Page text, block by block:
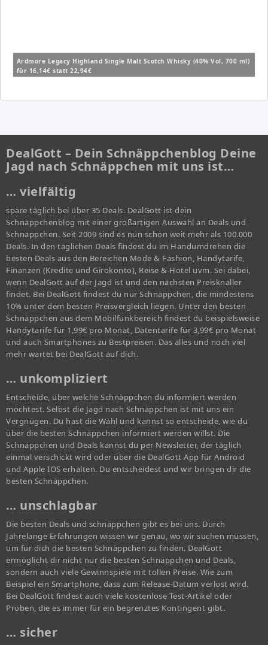
Ardmore Legacy Highland Single Malt Scotch Whisky (40% Vol, 700 ml)
für 16,14€ statt 22,94€
DealGott – Dein Schnäppchenblog Deine
Jagd nach Schnäppchen mit uns ist…
… vielfältig
spare täglich bei über 35 Deals. DealGott ist dein
Schnäppchenblog mit einer großartigen Auswahl an Deals und
Schnäppchen. Seit 2009 sind es nun schon weit mehr als 100.000
Deals. In den täglichen Deals findest du im Handumdrehen die
besten Deals aus den Bereichen Mode & Fashion, Handytarife,
Finanzen (Kredite und Girokonto), Reise & Hotel uvm. Sei dabei,
wenn DealGott auf der Jagd ist und den nächsten Preisknaller
findet. Bei DealGott findest du nur Schnäppchen, die mindestens
10% unter dem besten Preisvergleich liegen. Unter den besten
Schnäppchen aus dem Mobilfunkbereich findest du beispielsweise
Handytarife für 1,99€ pro Monat, Datentarife für 3,99€ pro Monat
und auch Smartphones zu Bestpreisen. Das alles und noch viel
mehr wartet bei DealGott auf dich.
… unkompliziert
Entscheide, über welche Schnäppchen du informiert werden
möchtest. Selbst die Jagd nach Schnäppchen ist mit uns ein
Vergnügen. Du hast die Wahl und kannst so entscheide, wie du
über die besten Schnäppchen informiert werden willst. Die
Schnäppchen und Deals kannst du per Newsletter, der täglich
einmal verschickt wird oder über die DealGott App für Android
und Apple IOS erhalten. Du entscheidest und wir bringen dir die
besten Schnäppchen.
… unschlagbar
Die besten Deals und schnäppchen gibt es bei uns. Durch
Jahrelange Erfahrungen wissen wir genau, wo wir suchen müssen,
um für dich die besten Schnäppchen zu finden. DealGott
ermöglicht dir nicht nur die besten Schnäppchen und Deals,
sondern auch viele Gewinnspiele mit tollen Preise. Wie zum
Beispiel ein Smartphone, dass zum Release-Datum verlost wird.
Bei DealGott findest auch viele kostenlose Test-Artikel oder
Proben, die es immer für ein begrenztes Kontingent gibt.
… sicher